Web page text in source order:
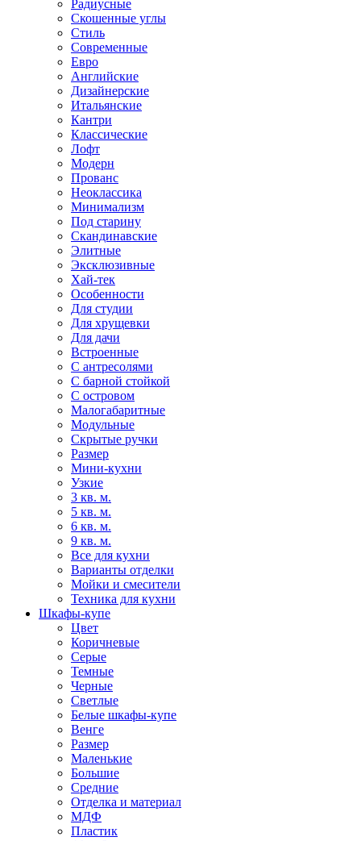
Радиусные
Скошенные углы
Стиль
Современные
Евро
Английские
Дизайнерские
Итальянские
Кантри
Классические
Лофт
Модерн
Прованс
Неоклассика
Минимализм
Под старину
Скандинавские
Элитные
Эксклюзивные
Хай-тек
Особенности
Для студии
Для хрущевки
Для дачи
Встроенные
С антресолями
С барной стойкой
С островом
Малогабаритные
Модульные
Скрытые ручки
Размер
Мини-кухни
Узкие
3 кв. м.
5 кв. м.
6 кв. м.
9 кв. м.
Все для кухни
Варианты отделки
Мойки и смесители
Техника для кухни
Шкафы-купе
Цвет
Коричневые
Серые
Темные
Черные
Светлые
Белые шкафы-купе
Венге
Размер
Маленькие
Большие
Средние
Отделка и материал
МДФ
Пластик